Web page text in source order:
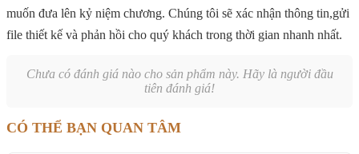
muốn đưa lên kỷ niệm chương. Chúng tôi sẽ xác nhận thông tin,gửi
file thiết kế và phản hồi cho quý khách trong thời gian nhanh nhất.
Chưa có đánh giá nào cho sản phẩm này. Hãy là người đầu
tiên đánh giá!
CÓ THỂ BẠN QUAN TÂM